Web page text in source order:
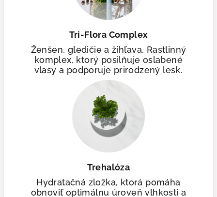
Tri-Flora Complex
Ženšen, gledičie a žihľava. Rastlinný
komplex, ktorý posilňuje oslabené
vlasy a podporuje prirodzený lesk.
Trehalóza
Hydratačná zložka, ktorá pomáha
obnoviť optimálnu úroveň vlhkosti a